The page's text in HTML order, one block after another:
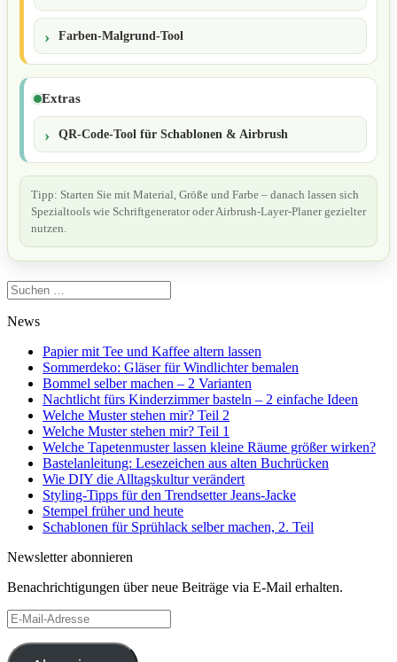
Farben-Malgrund-Tool
Extras
QR-Code-Tool für Schablonen & Airbrush
Tipp: Starten Sie mit Material, Größe und Farbe – danach lassen sich
Spezialtools wie Schriftgenerator oder Airbrush-Layer-Planer gezielter
nutzen.
Suchen
nach:
News
Papier mit Tee und Kaffee altern lassen
Sommerdeko: Gläser für Windlichter bemalen
Bommel selber machen – 2 Varianten
Nachtlicht fürs Kinderzimmer basteln – 2 einfache Ideen
Welche Muster stehen mir? Teil 2
Welche Muster stehen mir? Teil 1
Welche Tapetenmuster lassen kleine Räume größer wirken?
Bastelanleitung: Lesezeichen aus alten Buchrücken
Wie DIY die Alltagskultur verändert
Styling-Tipps für den Trendsetter Jeans-Jacke
Stempel früher und heute
Schablonen für Sprühlack selber machen, 2. Teil
Newsletter abonnieren
Benachrichtigungen über neue Beiträge via E-Mail erhalten.
E-
Mail-
Adresse